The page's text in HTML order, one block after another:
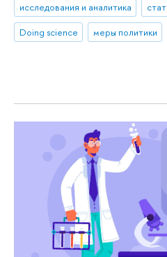
исследования и аналитика
Doing science
меры политики